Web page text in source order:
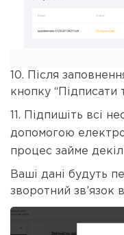
10. Після
кнопку “Підписати
11. Підпишіть всі
допомогою
процес займе
Ваші дані будуть
зворотний зв’язок